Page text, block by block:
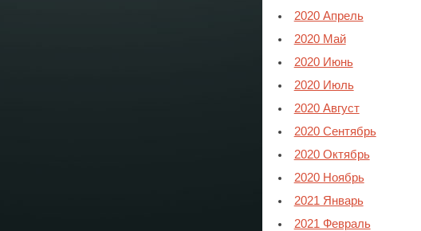
2020 Апрель
2020 Май
2020 Июнь
2020 Июль
2020 Август
2020 Сентябрь
2020 Октябрь
2020 Ноябрь
2021 Январь
2021 Февраль